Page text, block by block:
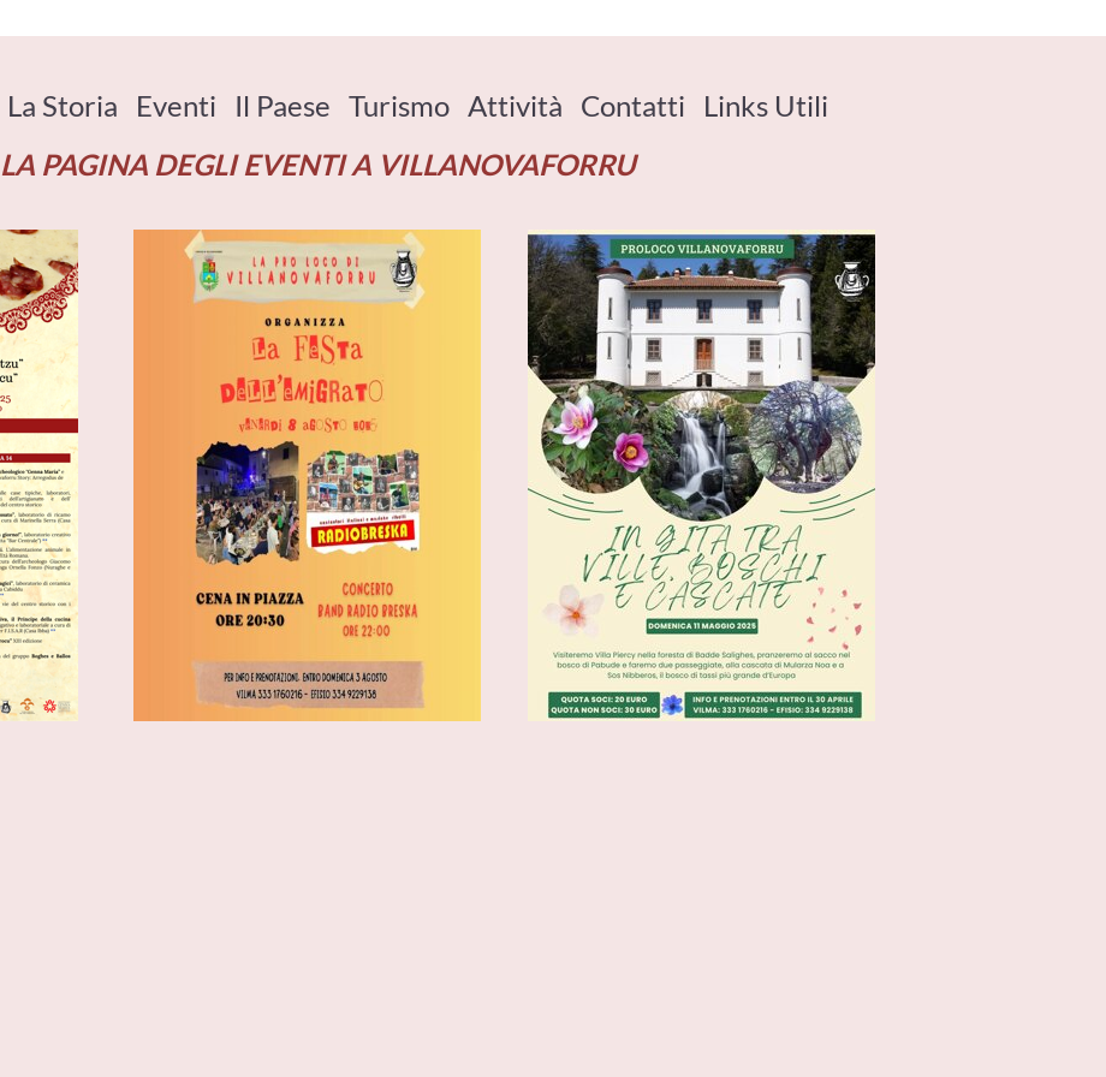
La Storia Eventi Il Paese Turismo Attività Contatti
Links Utili
LA PAGINA DEGLI EVENTI A VILLANOVAFORRU